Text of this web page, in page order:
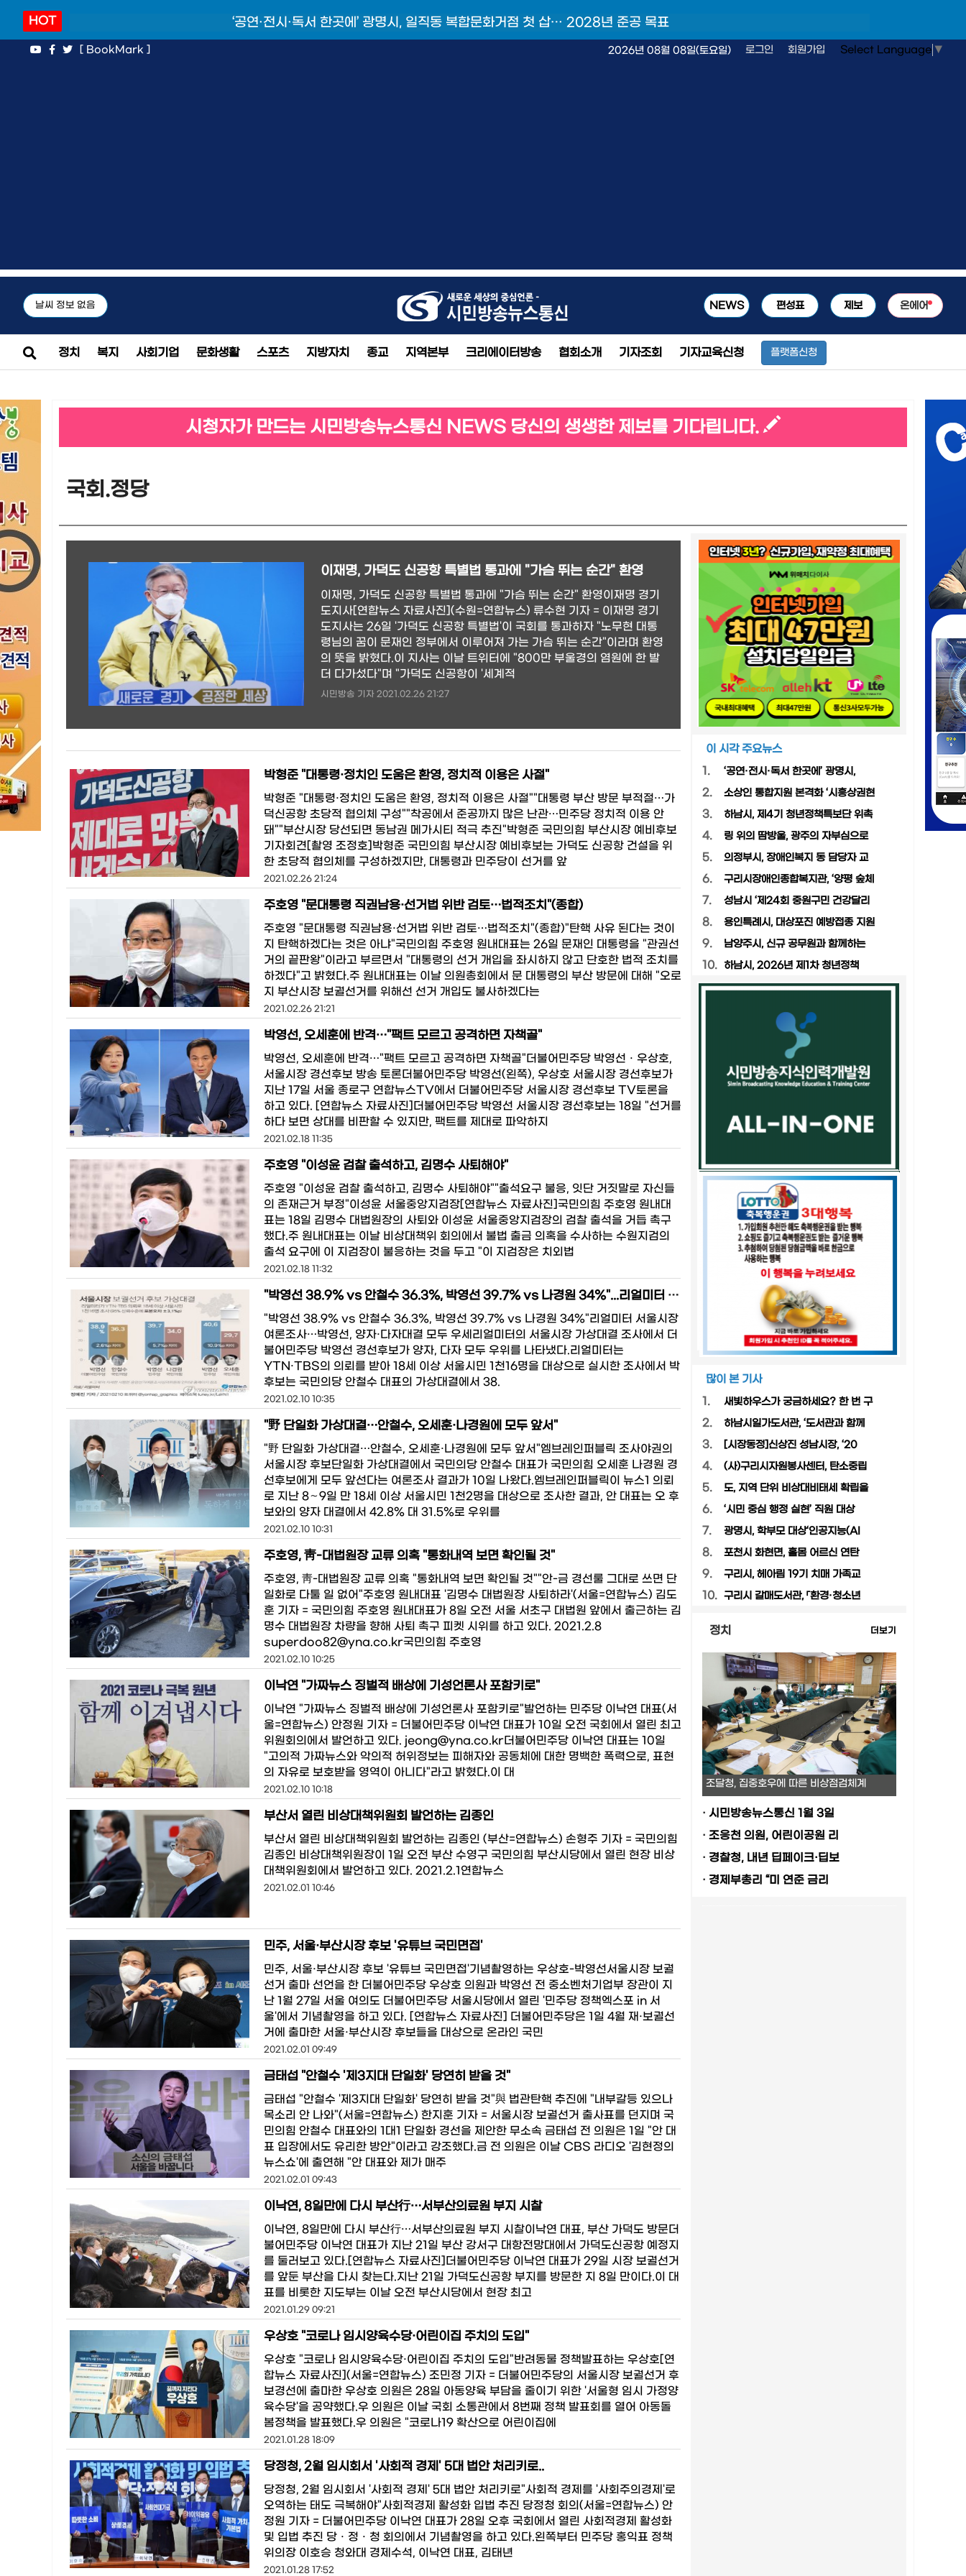
HOT ‘공연·전시·독서 한곳에’ 광명시, 일직동 복합문화거점 첫 삽… 2028년 준공 목표
[ BookMark ] 2026년 08월 08일(토요일) 로그인 회원가입 Select Language ▼
날씨 정보 없음 NEWS 편성표 제보 온에어
정치 복지 사회기업 문화생활 스포츠 지방자치 종교 지역본부 크리에이터방송 협회소개 기자조회 기자교육신청 플랫폼신청
시청자가 만드는 시민방송뉴스통신 NEWS 당신의 생생한 제보를 기다립니다.
국회.정당
이재명, 가덕도 신공항 특별법 통과에 "가슴 뛰는 순간" 환영
이재명, 가덕도 신공항 특별법 통과에 "가슴 뛰는 순간" 환영이재명 경기
도지사[연합뉴스 자료사진](수원=연합뉴스) 류수현 기자 = 이재명 경기
도지사는 26일 '가덕도 신공항 특별법'이 국회를 통과하자 "노무현 대통
령님의 꿈이 문재인 정부에서 이루어져 가는 가슴 뛰는 순간"이라며 환영
의 뜻을 밝혔다.이 지사는 이날 트위터에 "800만 부울경의 염원에 한 발
더 다가섰다"며 "가덕도 신공항이 '세계적
시민방송 기자 2021.02.26 21:27
박형준 "대통령·정치인 도움은 환영, 정치적 이용은 사절"
박형준 "대통령·정치인 도움은 환영, 정치적 이용은 사절""대통령 부산 방문 부적절…가
덕신공항 초당적 협의체 구성""착공에서 준공까지 많은 난관…민주당 정치적 이용 안
돼""부산시장 당선되면 동남권 메가시티 적극 추진"박형준 국민의힘 부산시장 예비후보
기자회견[촬영 조정호]박형준 국민의힘 부산시장 예비후보는 가덕도 신공항 건설을 위
한 초당적 협의체를 구성하겠지만, 대통령과 민주당이 선거를 앞
2021.02.26 21:24
주호영 "문대통령 직권남용·선거법 위반 검토…법적조치"(종합)
주호영 "문대통령 직권남용·선거법 위반 검토…법적조치"(종합)"탄핵 사유 된다는 것이
지 탄핵하겠다는 것은 아냐"국민의힘 주호영 원내대표는 26일 문재인 대통령을 "관권선
거의 끝판왕"이라고 부르면서 "대통령의 선거 개입을 좌시하지 않고 단호한 법적 조치를
하겠다"고 밝혔다.주 원내대표는 이날 의원총회에서 문 대통령의 부산 방문에 대해 "오로
지 부산시장 보궐선거를 위해선 선거 개입도 불사하겠다는
2021.02.26 21:21
박영선, 오세훈에 반격…"팩트 모르고 공격하면 자책골"
박영선, 오세훈에 반격…"팩트 모르고 공격하면 자책골"더불어민주당 박영선ㆍ우상호,
서울시장 경선후보 방송 토론더불어민주당 박영선(왼쪽), 우상호 서울시장 경선후보가
지난 17일 서울 종로구 연합뉴스TV에서 더불어민주당 서울시장 경선후보 TV토론을
하고 있다. [연합뉴스 자료사진]더불어민주당 박영선 서울시장 경선후보는 18일 "선거를
하다 보면 상대를 비판할 수 있지만, 팩트를 제대로 파악하지
2021.02.18 11:35
주호영 "이성윤 검찰 출석하고, 김명수 사퇴해야"
주호영 "이성윤 검찰 출석하고, 김명수 사퇴해야""출석요구 불응, 잇단 거짓말로 자신들
의 존재근거 부정"이성윤 서울중앙지검장[연합뉴스 자료사진]국민의힘 주호영 원내대
표는 18일 김명수 대법원장의 사퇴와 이성윤 서울중앙지검장의 검찰 출석을 거듭 촉구
했다.주 원내대표는 이날 비상대책위 회의에서 불법 출금 의혹을 수사하는 수원지검의
출석 요구에 이 지검장이 불응하는 것을 두고 "이 지검장은 치외법
2021.02.18 11:32
"박영선 38.9% vs 안철수 36.3%, 박영선 39.7% vs 나경원 34%"...리얼미터 서울시장 여론조사…박영선, 양자·다자대결 모두 우세
"박영선 38.9% vs 안철수 36.3%, 박영선 39.7% vs 나경원 34%"리얼미터 서울시장
여론조사…박영선, 양자·다자대결 모두 우세리얼미터의 서울시장 가상대결 조사에서 더
불어민주당 박영선 경선후보가 양자, 다자 모두 우위를 나타냈다.리얼미터는
YTN·TBS의 의뢰를 받아 18세 이상 서울시민 1천16명을 대상으로 실시한 조사에서 박
후보는 국민의당 안철수 대표의 가상대결에서 38.
2021.02.10 10:35
"野 단일화 가상대결…안철수, 오세훈·나경원에 모두 앞서"
"野 단일화 가상대결…안철수, 오세훈·나경원에 모두 앞서"엠브레인퍼블릭 조사야권의
서울시장 후보단일화 가상대결에서 국민의당 안철수 대표가 국민의힘 오세훈 나경원 경
선후보에게 모두 앞선다는 여론조사 결과가 10일 나왔다.엠브레인퍼블릭이 뉴스1 의뢰
로 지난 8∼9일 만 18세 이상 서울시민 1천2명을 대상으로 조사한 결과, 안 대표는 오 후
보와의 양자 대결에서 42.8% 대 31.5%로 우위를
2021.02.10 10:31
주호영, 靑-대법원장 교류 의혹 "통화내역 보면 확인될 것"
주호영, 靑-대법원장 교류 의혹 "통화내역 보면 확인될 것""안-금 경선룰 그대로 쓰면 단
일화로 다툴 일 없어"주호영 원내대표 '김명수 대법원장 사퇴하라'(서울=연합뉴스) 김도
훈 기자 = 국민의힘 주호영 원내대표가 8일 오전 서울 서초구 대법원 앞에서 출근하는 김
명수 대법원장 차량을 향해 사퇴 촉구 피켓 시위를 하고 있다. 2021.2.8
superdoo82@yna.co.kr국민의힘 주호영
2021.02.10 10:25
이낙연 "가짜뉴스 징벌적 배상에 기성언론사 포함키로"
이낙연 "가짜뉴스 징벌적 배상에 기성언론사 포함키로"발언하는 민주당 이낙연 대표(서
울=연합뉴스) 안정원 기자 = 더불어민주당 이낙연 대표가 10일 오전 국회에서 열린 최고
위원회의에서 발언하고 있다. jeong@yna.co.kr더불어민주당 이낙연 대표는 10일
"고의적 가짜뉴스와 악의적 허위정보는 피해자와 공동체에 대한 명백한 폭력으로, 표현
의 자유로 보호받을 영역이 아니다"라고 밝혔다.이 대
2021.02.10 10:18
부산서 열린 비상대책위원회 발언하는 김종인
부산서 열린 비상대책위원회 발언하는 김종인 (부산=연합뉴스) 손형주 기자 = 국민의힘
김종인 비상대책위원장이 1일 오전 부산 수영구 국민의힘 부산시당에서 열린 현장 비상
대책위원회에서 발언하고 있다. 2021.2.1연합뉴스
2021.02.01 10:46
민주, 서울·부산시장 후보 '유튜브 국민면접'
민주, 서울·부산시장 후보 '유튜브 국민면접'기념촬영하는 우상호-박영선서울시장 보궐
선거 출마 선언을 한 더불어민주당 우상호 의원과 박영선 전 중소벤처기업부 장관이 지
난 1월 27일 서울 여의도 더불어민주당 서울시당에서 열린 '민주당 정책엑스포 in 서
울'에서 기념촬영을 하고 있다. [연합뉴스 자료사진] 더불어민주당은 1일 4월 재·보궐선
거에 출마한 서울·부산시장 후보들을 대상으로 온라인 국민
2021.02.01 09:49
금태섭 "안철수 '제3지대 단일화' 당연히 받을 것"
금태섭 "안철수 '제3지대 단일화' 당연히 받을 것"與 법관탄핵 추진에 "내부갈등 있으나
목소리 안 나와"(서울=연합뉴스) 한지훈 기자 = 서울시장 보궐선거 출사표를 던지며 국
민의힘 안철수 대표와의 1대1 단일화 경선을 제안한 무소속 금태섭 전 의원은 1일 "안 대
표 입장에서도 유리한 방안"이라고 강조했다.금 전 의원은 이날 CBS 라디오 '김현정의
뉴스쇼'에 출연해 "안 대표와 제가 매주
2021.02.01 09:43
이낙연, 8일만에 다시 부산行…서부산의료원 부지 시찰
이낙연, 8일만에 다시 부산行…서부산의료원 부지 시찰이낙연 대표, 부산 가덕도 방문더
불어민주당 이낙연 대표가 지난 21일 부산 강서구 대항전망대에서 가덕도신공항 예정지
를 둘러보고 있다.[연합뉴스 자료사진]더불어민주당 이낙연 대표가 29일 시장 보궐선거
를 앞둔 부산을 다시 찾는다.지난 21일 가덕도신공항 부지를 방문한 지 8일 만이다.이 대
표를 비롯한 지도부는 이날 오전 부산시당에서 현장 최고
2021.01.29 09:21
우상호 "코로나 임시양육수당·어린이집 주치의 도입"
우상호 "코로나 임시양육수당·어린이집 주치의 도입"반려동물 정책발표하는 우상호[연
합뉴스 자료사진](서울=연합뉴스) 조민정 기자 = 더불어민주당의 서울시장 보궐선거 후
보경선에 출마한 우상호 의원은 28일 아동양육 부담을 줄이기 위한 '서울형 임시 가정양
육수당'을 공약했다.우 의원은 이날 국회 소통관에서 8번째 정책 발표회를 열어 아동돌
봄정책을 발표했다.우 의원은 "코로나19 확산으로 어린이집에
2021.01.28 18:09
당정청, 2월 임시회서 '사회적 경제' 5대 법안 처리키로..
당정청, 2월 임시회서 '사회적 경제' 5대 법안 처리키로"사회적 경제를 '사회주의경제'로
오역하는 태도 극복해야"사회적경제 활성화 입법 추진 당정청 회의(서울=연합뉴스) 안
정원 기자 = 더불어민주당 이낙연 대표가 28일 오후 국회에서 열린 사회적경제 활성화
및 입법 추진 당ㆍ정ㆍ청 회의에서 기념촬영을 하고 있다.왼쪽부터 민주당 홍익표 정책
위의장 이호승 청와대 경제수석, 이낙연 대표, 김태년
2021.01.28 17:52
이 시각 주요뉴스
1.
‘공연·전시·독서 한곳에’ 광명시,
2. 소상인 통합지원 본격화 ‘시흥상권현
3. 하남시, 제4기 청년정책특보단 위촉
4. 링 위의 땀방울, 광주의 자부심으로
5. 의정부시, 장애인복지 동 담당자 교
6. 구리시장애인종합복지관, ‘양평 숲체
7. 성남시 ‘제24회 중원구민 건강달리
8. 용인특례시, 대상포진 예방접종 지원
9. 남양주시, 신규 공무원과 함께하는
10. 하남시, 2026년 제1차 청년정책
많이 본 기사
1.
새빛하우스가 궁금하세요? 한 번 구
2. 하남시일가도서관, ‘도서관과 함께
3. [시장동정]신상진 성남시장, ‘20
4. (사)구리시자원봉사센터, 탄소중립
5. 도, 지역 단위 비상대비태세 확립을
6. ‘시민 중심 행정 실현’ 직원 대상
7. 광명시, 학부모 대상‘인공지능(AI
8. 포천시 화현면, 홀몸 어르신 연탄
9. 구리시, 헤아림 19기 치매 가족교
10. 구리시 갈매도서관, 「환경·청소년
정치 더보기
조달청, 집중호우에 따른 비상점검체계
· 시민방송뉴스통신 1월 3일
· 조응천 의원, 어린이공원 리
· 경찰청, 내년 딥페이크·딥보
· 경제부총리 “미 연준 금리